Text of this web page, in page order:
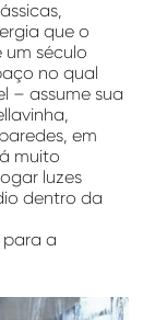
que o
século
no qual
– assume sua
em
muito
luzes
dentro da
a